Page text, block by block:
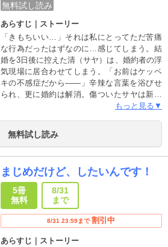
無料試し読み
あらすじ｜ストーリー
「きもちいい…」それは私にとってただ苦痛
な行為だったはずなのに…感じてしまう。結
婚を3日後に控えた清（サヤ）は、婚約者の浮
気現場に居合わせてしまう。「お前はケッペ
キの不感症だから――」辛辣な言葉を浴びせ
られ、更に婚約は解消。傷ついたサヤは新し
い自分に生まれ変わる為、単身沖縄へと向か
で、サヤは運命の人に出会い…「この旅行中
だけでいい。俺の彼女になってほしい」不感
もっと見る▼
無料試し読み
まじめだけど、したいんです！
5冊
無料
8/31
まで
8/31 23:59まで 割引中
あらすじ｜ストーリー